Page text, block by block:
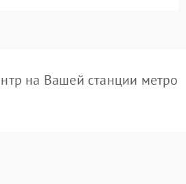
на Вашей станции метро